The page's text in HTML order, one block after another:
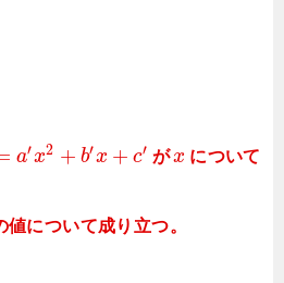
a′x2 + b′x + c′ がx について
値について成り立つ。